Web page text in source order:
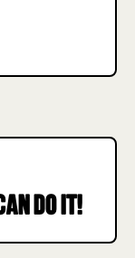
do it!